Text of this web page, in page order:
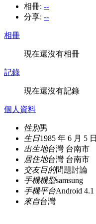
相冊: --
分享: --
相冊
現在還沒有相冊
記錄
現在還沒有記錄
個人資料
性別男
生日1985 年 6 月 5 日
出生地台灣 台南市
居住地台灣 台南市
交友目的問題討論
手機機型samsung
手機平台Android 4.1
來自台灣